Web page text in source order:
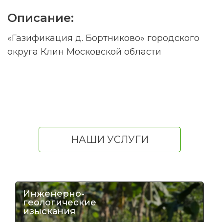
Описание:
«Газификация д. Бортниково» городского
округа Клин Московской области
НАШИ УСЛУГИ
Инженерно-
геологические
изыскания